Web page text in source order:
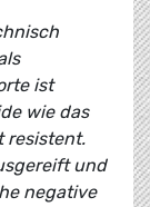
ist
wie das
resistent.
und
negative